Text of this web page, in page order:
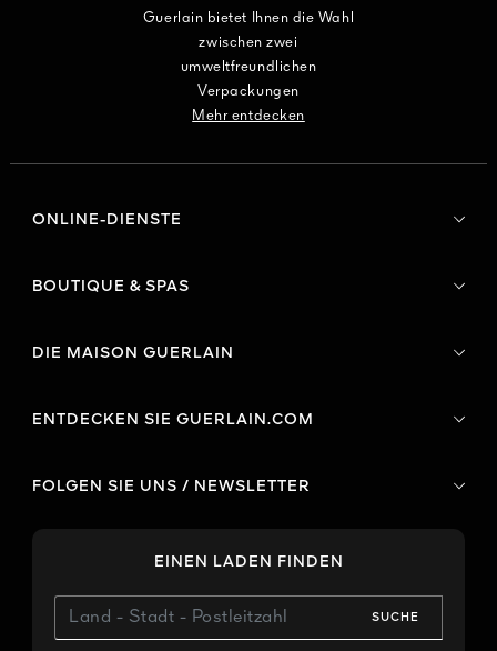
Guerlain bietet Ihnen die Wahl
zwischen zwei
umweltfreundlichen
Verpackungen
Mehr entdecken
ONLINE-DIENSTE
BOUTIQUE & SPAS
DIE MAISON GUERLAIN
ENTDECKEN SIE GUERLAIN.COM
FOLGEN SIE UNS / NEWSLETTER
EINEN LADEN FINDEN
SUCHE